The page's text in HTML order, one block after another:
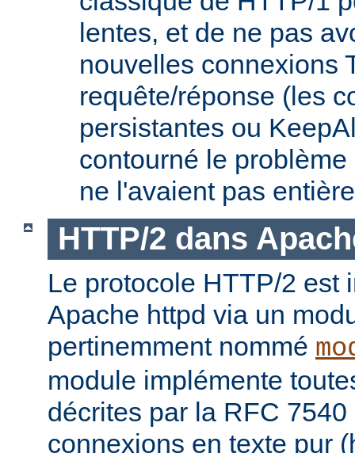
lentes, et de ne pas
nouvelles connexions
requête/réponse (les
persistantes ou
contourné le
ne l'avaient pas
HTTP/2 dans
Le protocole HTTP/2 est
Apache httpd via un
pertinemment nommé
module implémente
décrites par la RFC
connexions en texte pur